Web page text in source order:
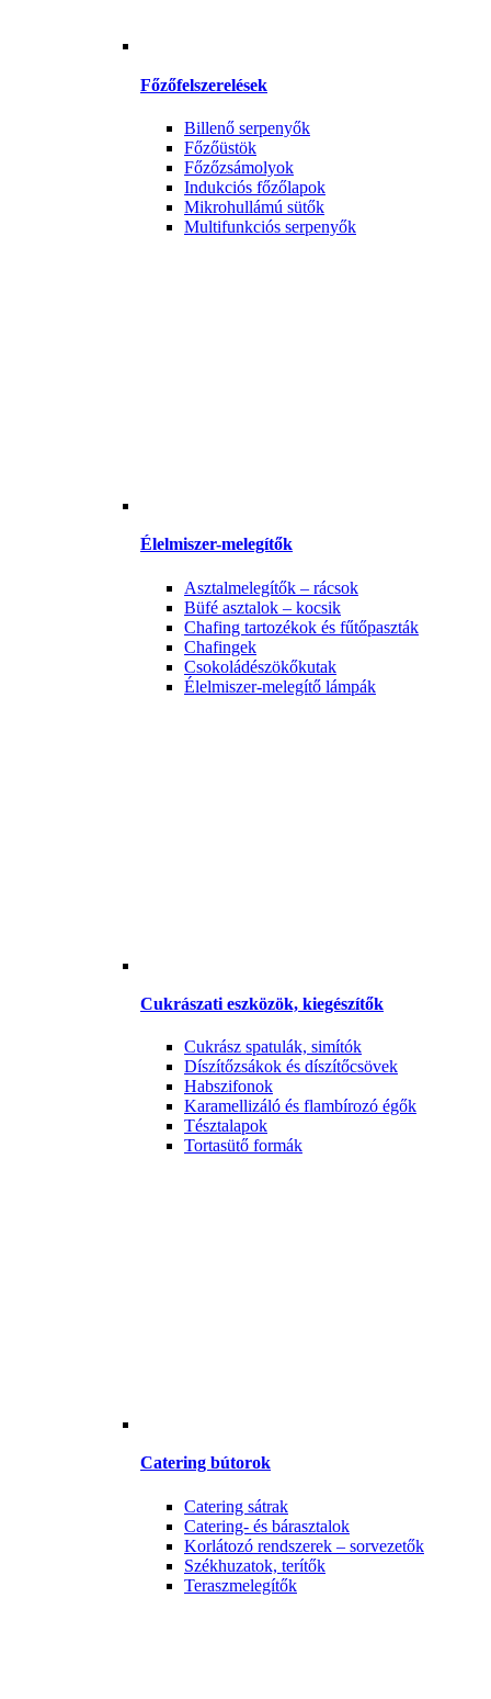
Főzőfelszerelések
Billenő serpenyők
Főzőüstök
Főzőzsámolyok
Indukciós főzőlapok
Mikrohullámú sütők
Multifunkciós serpenyők
Élelmiszer-melegítők
Asztalmelegítők – rácsok
Büfé asztalok – kocsik
Chafing tartozékok és fűtőpaszták
Chafingek
Csokoládészökőkutak
Élelmiszer-melegítő lámpák
Cukrászati eszközök, kiegészítők
Cukrász spatulák, simítók
Díszítőzsákok és díszítőcsövek
Habszifonok
Karamellizáló és flambírozó égők
Tésztalapok
Tortasütő formák
Catering bútorok
Catering sátrak
Catering- és bárasztalok
Korlátozó rendszerek – sorvezetők
Székhuzatok, terítők
Teraszmelegítők